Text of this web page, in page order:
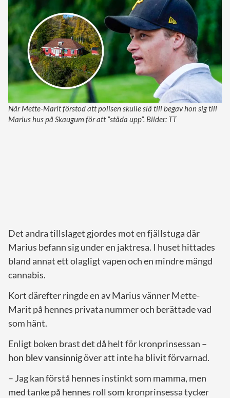
När Mette-Marit förstod att polisen skulle slå till begav hon sig till
Marius hus på Skaugum för att ”städa upp”. Bilder: TT
Det andra tillslaget gjordes mot en fjällstuga där
Marius befann sig under en jaktresa. I huset hittades
bland annat ett olagligt vapen och en mindre mängd
cannabis.
Kort därefter ringde en av Marius vänner Mette-
Marit på hennes privata nummer och berättade vad
som hänt.
Enligt boken brast det då helt för kronprinsessan –
hon blev vansinnigöver att inte ha blivit förvarnad.
– Jag kan förstå hennes instinkt som mamma, men
med tanke på hennes roll som kronprinsessa tycker